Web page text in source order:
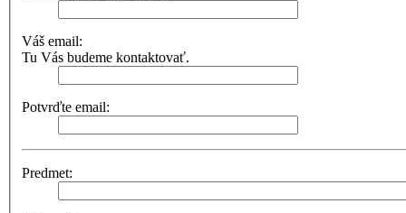
Váš email:
Tu Vás budeme kontaktovať.
Potvrďte email:
Predmet: